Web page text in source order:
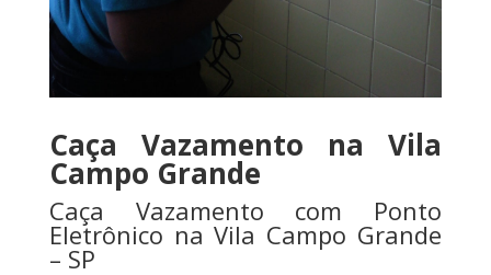
Caça Vazamento na Vila
Campo Grande
Caça Vazamento com Ponto
Eletrônico na Vila Campo Grande
– SP